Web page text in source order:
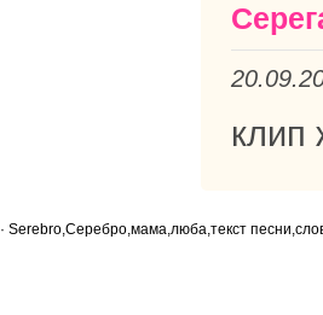
клип
· Serebro,Серебро,мама,люба,текст